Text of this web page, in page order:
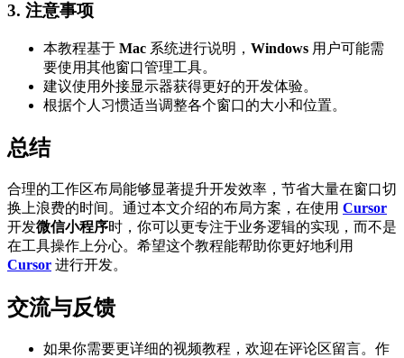
3. 注意事项
本教程基于 Mac 系统进行说明， Windows 用户可能需
要使用其他窗口管理工具。
建议使用外接显示器获得更好的开发体验。
根据个人习惯适当调整各个窗口的大小和位置。
总结
合理的工作区布局能够显著提升开发效率，节省大量在窗口切
换上浪费的时间。通过本文介绍的布局方案，在使用 Cursor
开发微信小程序时，你可以更专注于业务逻辑的实现，而不是
在工具操作上分心。希望这个教程能帮助你更好地利用
Cursor 进行开发。
交流与反馈
如果你需要更详细的视频教程，欢迎在评论区留言。作